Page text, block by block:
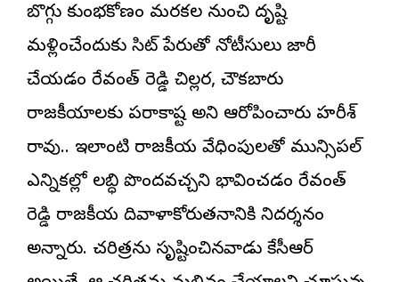
బొగ్గు కుంభకోణం మరకల నుంచి దృష్టి
మళ్లించేందుకు సిట్ పేరుతో నోటీసులు జారీ
చేయడం రేవంత్ రెడ్డి చిల్లర, చౌకబారు
రాజకీయాలకు పరాకాష్ట అని ఆరోపించారు హరీశ్
రావు.. ఇలాంటి రాజకీయ వేధింపులతో మున్సిపల్
ఎన్నికల్లో లబ్ధి పొందవచ్చని భావించడం రేవంత్
రెడ్డి రాజకీయ దివాళాకోరుతనానికి నిదర్శనం
అన్నారు. చరిత్రను సృష్టించినవాడు కేసీఆర్